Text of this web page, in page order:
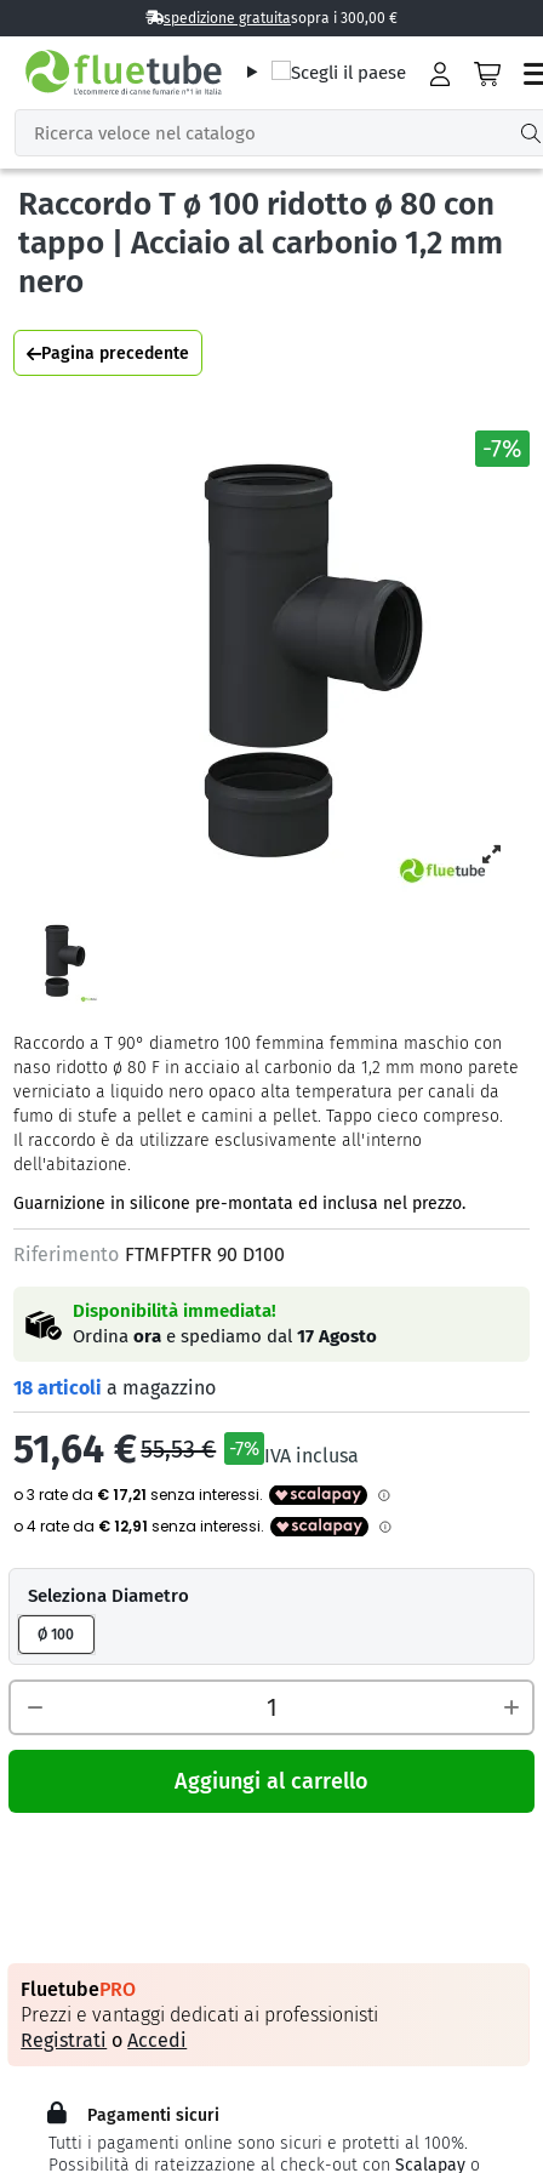
spedizione gratuitasopra i 300,00 €
Raccordo T ø 100 ridotto ø 80 con
tappo | Acciaio al carbonio 1,2 mm
nero
Pagina precedente
-7%
Raccordo a T 90° diametro 100 femmina femmina maschio con
naso ridotto ø 80 F in acciaio al carbonio da 1,2 mm mono parete
verniciato a liquido nero opaco alta temperatura per canali da
fumo di stufe a pellet e camini a pellet. Tappo cieco compreso.
Il raccordo è da utilizzare esclusivamente all'interno
dell'abitazione.
Guarnizione in silicone pre-montata ed inclusa nel prezzo.
Riferimento FTMFPTFR 90 D100
Disponibilità immediata!
Ordinaora e spediamo dal17 Agosto
18 articolia magazzino
51,64 €55,53 € -7% IVA inclusa
Seleziona Diametro
Ø 100
Aggiungi al carrello
FluetubePRO
Prezzi e vantaggi dedicati ai professionisti
Registrati oAccedi
Pagamenti sicuri
Tutti i pagamenti online sono sicuri e protetti al 100%.
Possibilità di rateizzazione al check-out conScalapay o